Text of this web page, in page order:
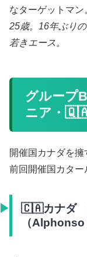
なターゲットマン
25歳。16年ぶり
若きエース。
グルー
ニア・
開催国カナダを擁
前回開催国カター
🇨🇦カナダ
（Alphonso